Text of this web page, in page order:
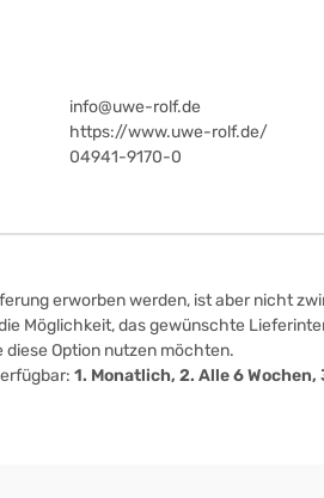
info@uwe-rolf.de
https://www.uwe-rolf.de/
04941-9170-0
erworben werden, ist aber nicht
Möglichkeit, das gewünschte
diese Option nutzen möchten.
1. Monatlich, 2. Alle 6